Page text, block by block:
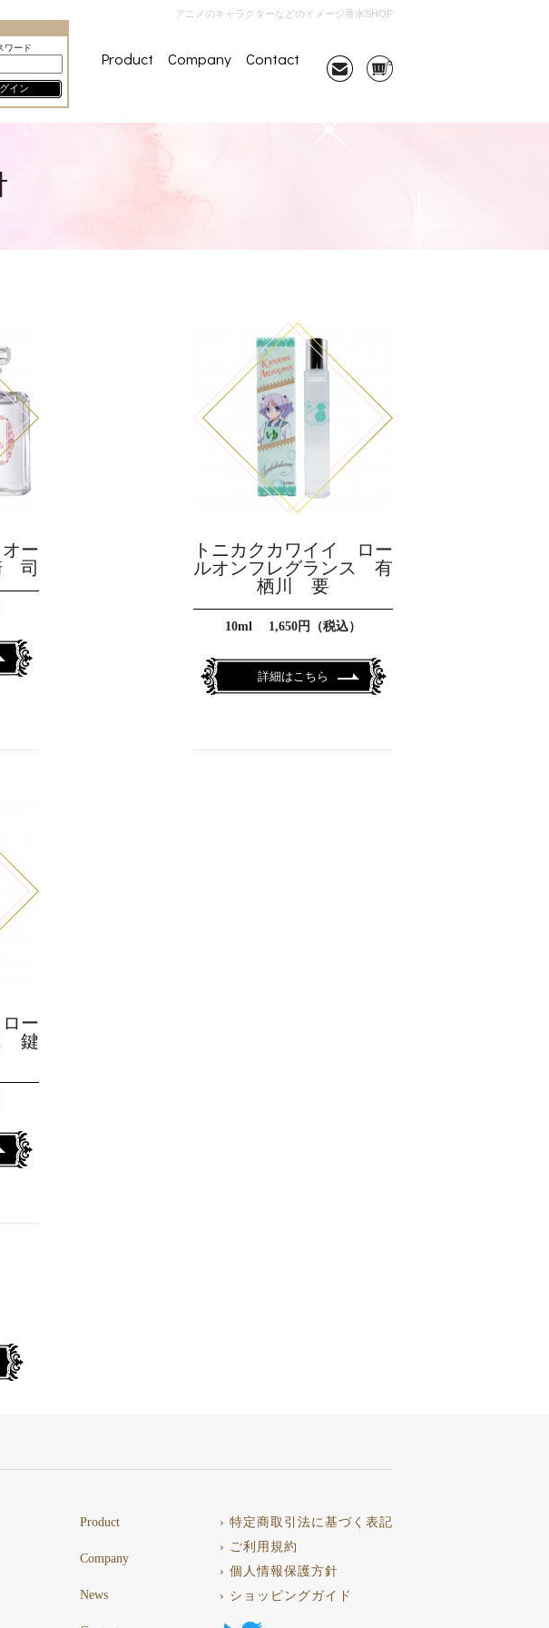
アニメのキャラクターなどのイメージ香水SHOP
Product Company Contact
ワード
イン
ー
司
トニカクカワイイ ロー
ルオンフレグランス 有
栖川 要
10ml 1,650円（税込）
詳細はこちら
ー
鍵
Product
Company
News
› 特定商取引法に基づく表記
› ご利用規約
› 個人情報保護方針
› ショッピングガイド